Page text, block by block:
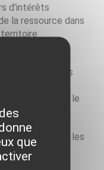
d’intérêts
la ressource dans
territoire
et aquifères
de basse
été identifié sur le
et diffuser les
pour la
que